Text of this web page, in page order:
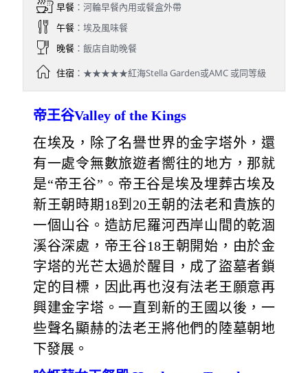
早餐：河輪早餐內用或餐盒外帶
午餐：埃及風味餐
晚餐：飯店自助晚餐
住宿：★★★★★紅海Stella Garden或AMC 或同等級
帝王谷Valley of the Kings
在埃及，除了名譽世界的金字塔外，還
有一處令無數旅遊者嚮往的地方，那就
是“帝王谷”。帝王谷是埃及埋葬古埃及
新王朝時期18到20王朝的法老和貴族的
一個山谷。造訪尼羅河西岸山間的乾涸
溪谷深處，帝王谷18王朝開始，由於金
字塔的光芒太過於醒目，成了盜墓者鎖
定的目標，因此再也沒有法老王願意再
興建金字塔。一直到新的王國以後，一
些聲名顯赫的法老王將他們的陸墓朝地
下發展。